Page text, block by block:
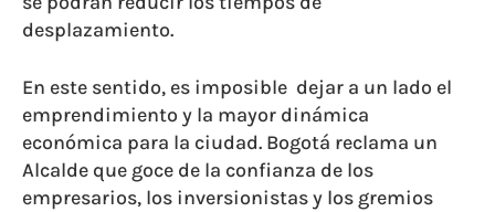
desplazamiento.
En este sentido, es imposible dejar a un lado el
emprendimiento y la mayor dinámica
económica para la ciudad. Bogotá reclama un
Alcalde que goce de la confianza de los
empresarios, los inversionistas y los gremios